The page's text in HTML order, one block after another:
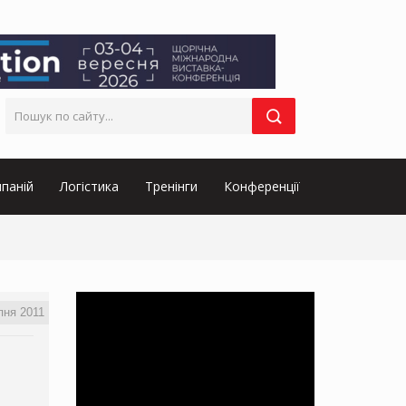
Логістика Тренінги Конференції
2011